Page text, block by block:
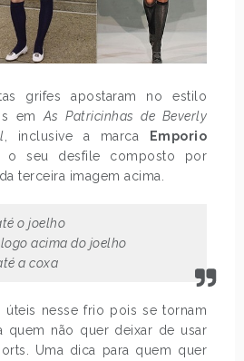
grifes apostaram no estilo
em As Patricinhas de Beverly
, inclusive a marca
Emporio
o seu desfile composto por
terceira imagem acima.
o joelho
acima do joelho
a coxa
úteis nesse frio pois se tornam
quem não quer deixar de usar
Uma dica para quem quer